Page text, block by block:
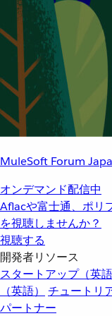
MuleSoft Forum
オンデマンド配信中
Aflacや富士通、ポリ
を視聴しませんか？
視聴する
開発者リソース
スタートアップ（英語
（英語）
チュートリ
パートナー